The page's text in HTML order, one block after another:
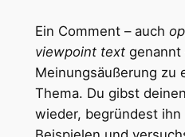
Ein Comment – auch
viewpoint textgenannt
Meinungsäußerung zu
Thema. Du gibst
wieder, begründest